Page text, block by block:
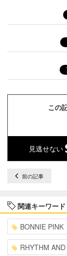
この
見逃せない
前の記事
関連キーワード
BONNIE PINK
RHYTHM